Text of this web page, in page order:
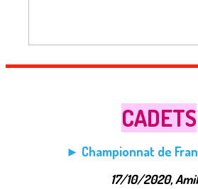
CADETS
► Championnat de
17/10/2020,